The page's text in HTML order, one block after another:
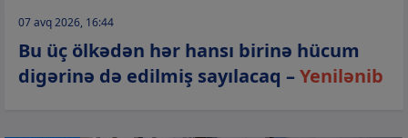
07 avq 2026, 16:44
Bu üç ölkədən hər hansı birinə hücum
digərinə də edilmiş sayılacaq –Yenilənib